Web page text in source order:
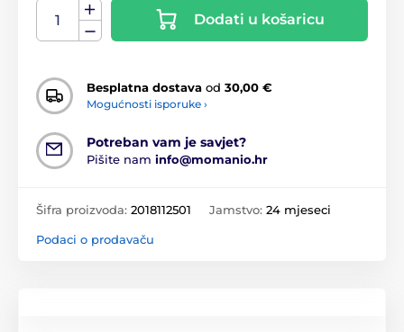
Dodati u košaricu
Besplatna dostava od 30,00 €
Mogućnosti isporuke ›
Potreban vam je savjet?
Pišite nam info@momanio.hr
Šifra proizvoda: 2018112501 Jamstvo: 24 mjeseci
Podaci o prodavaču